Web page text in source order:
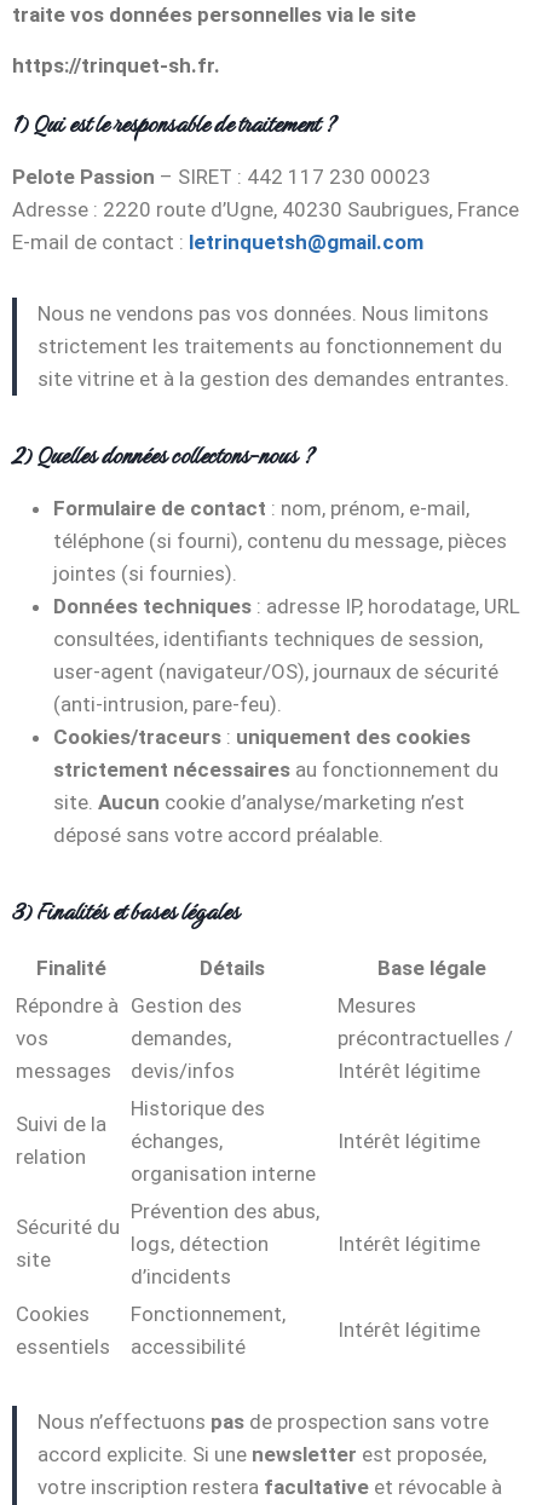
traite vos données personnelles via le site
https://trinquet-sh.fr.
1) Qui est le responsable de traitement ?
Pelote Passion – SIRET : 442 117 230 00023
Adresse : 2220 route d’Ugne, 40230 Saubrigues, France
E-mail de contact : letrinquetsh@gmail.com
Nous ne vendons pas vos données. Nous limitons
strictement les traitements au fonctionnement du
site vitrine et à la gestion des demandes entrantes.
2) Quelles données collectons-nous ?
Formulaire de contact : nom, prénom, e-mail,
téléphone (si fourni), contenu du message, pièces
jointes (si fournies).
Données techniques : adresse IP, horodatage, URL
consultées, identifiants techniques de session,
user-agent (navigateur/OS), journaux de sécurité
(anti-intrusion, pare-feu).
Cookies/traceurs : uniquement des cookies
strictement nécessaires au fonctionnement du
site. Aucun cookie d’analyse/marketing n’est
déposé sans votre accord préalable.
3) Finalités et bases légales
Finalité Détails
Base légale
Répondre à
vos
messages
Gestion des
demandes,
devis/infos
Mesures
précontractuelles /
Intérêt légitime
Suivi de la
relation
Historique des
échanges,
organisation interne
Intérêt légitime
Sécurité du
site
Prévention des abus,
logs, détection
d’incidents
Intérêt légitime
Cookies
essentiels
Fonctionnement,
accessibilité
Intérêt légitime
Nous n’effectuons pas de prospection sans votre
accord explicite. Si une newsletter est proposée,
votre inscription restera facultative et révocable à